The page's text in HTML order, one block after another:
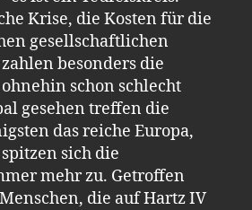
Krise, die Kosten für die
gesellschaftlichen
besonders die
schon schlecht
gesehen treffen die
das reiche Europa,
sich die
mehr zu. Getroffen
die auf Hartz IV